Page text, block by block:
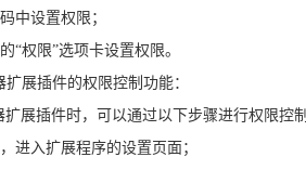
中设置权限；
“权限”选项卡设置权限。
展插件的权限控制功能：
展插件时，可以通过以下步骤进行权限控制
进入扩展程序的设置页面；